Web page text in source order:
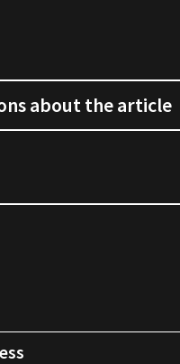
about the article